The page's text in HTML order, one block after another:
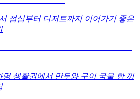
점심부터 디저트까지 이어가기 좋은
명 생활권에서 만두와 구이 국물 한 끼